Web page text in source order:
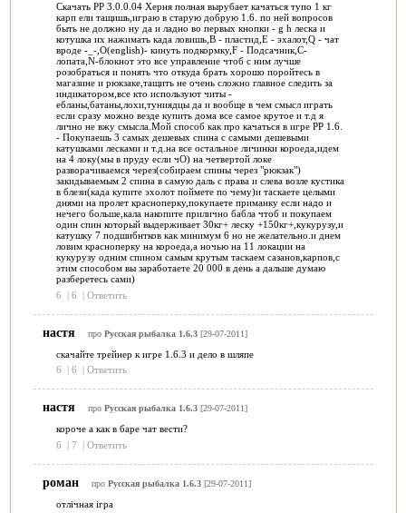
Скачать РР 3.0.0.04 Херня полная вырубает качаться тупо 1 кг
карп ели тащишь,играю в старую добрую 1.6. по ней вопросов
быть не должно ну да и ладно во первых кнопки - g h леска и
котушка их нажимать када ловишь,B - пластид,E - эхалот,Q - чат
вроде -_-,O(english)- кинуть подкормку,F - Подсачник,C-
лопата,N-блокнот это все управление чтоб с ним лучше
розобраться и понять что откуда брать хорошо поройтесь в
магазине и рюкзаке,тащить не очень сложно главное следить за
индикатором,все кто используют читы -
ебланы,батаны,лохи,туниядцы да и вообще в чем смысл играть
если сразу можно везде купить дома все самое крутое и т.д я
лично не вжу смысла.Мой способ как про качаться в игре РР 1.6.
- Покупаешь 3 самых дешевых спина с самыми дешевыми
катушками лесками и т.д.на все остальное личинки короеда,идем
на 4 локу(мы в пруду если чО) на четвертой локе
разворачиваемся через(собираем спины через "рюкзак")
закидываемым 2 спина в самую даль с права и слева возле кустика
в блези(када купите эхолот поймете по чему)и таскаете целыми
днями на пролет красноперку,покупаете приманку если надо и
нечего больше,кала накопите прилично бабла чтоб и покупаем
один спин который выдерживает 30кг+ леску +150кг+,кукурузу,и
катушку 7 подшибнтков как минимум 6 но не желательно.и днем
ловим красноперку на короеда,а ночью на 11 локации на
кукурузу одним спином самым крутым таскаем сазанов,карпов,с
этим способом вы заработаете 20 000 в день а дальше думаю
разберетесь сами)
6
| 6 | Ответить
настя про Русская рыбалка 1.6.3[29-07-2011]
скачайте трейнер к игре 1.6.3 и дело в шляпе
6
| 6 | Ответить
настя про Русская рыбалка 1.6.3[29-07-2011]
короче а как в баре чат вести?
6
| 7 | Ответить
роман про Русская рыбалка 1.6.3[29-07-2011]
отлічная ігра